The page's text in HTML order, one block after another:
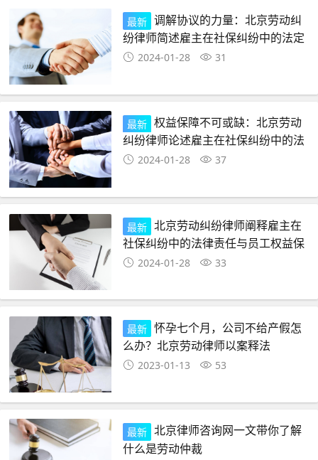
最新 调解协议的力量：北京劳动纠
纷律师简述雇主在社保纠纷中的法定
责任2024-01-28 31
最新 权益保障不可或缺：北京劳动
纠纷律师论述雇主在社保纠纷中的法
律援助义务
2024-01-28 37
最新 北京劳动纠纷律师阐释雇主在
社保纠纷中的法律责任与员工权益保
障 2024-01-28 33
最新 怀孕七个月，公司不给产假怎
么办？北京劳动律师以案释法
2023-01-13 53
最新 北京律师咨询网一文带你了解
什么是劳动仲裁